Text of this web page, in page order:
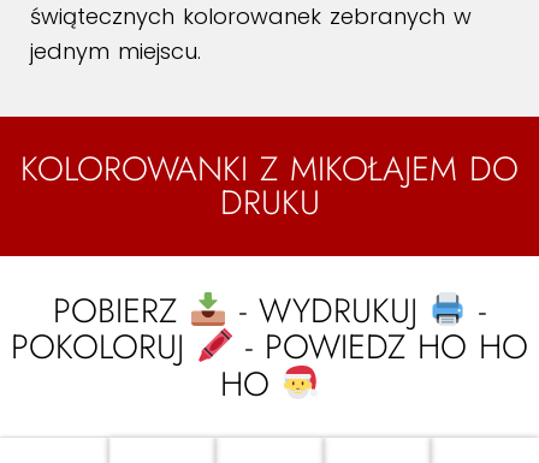
świątecznych kolorowanek zebranych w
jednym miejscu.
KOLOROWANKI Z MIKOŁAJEM DO
DRUKU
POBIERZ - WYDRUKUJ -
POKOLORUJ - POWIEDZ HO HO
HO